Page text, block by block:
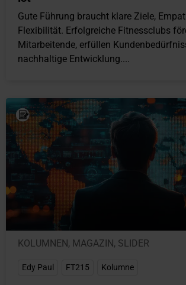
Gute Führung braucht klare Ziele,
Flexibilität. Erfolgreiche Fitnessclubs
Mitarbeitende, erfüllen
nachhaltige Entwicklung....
KOLUMNEN , MAGAZIN , SLIDER
Edy Paul FT215 Kolumne